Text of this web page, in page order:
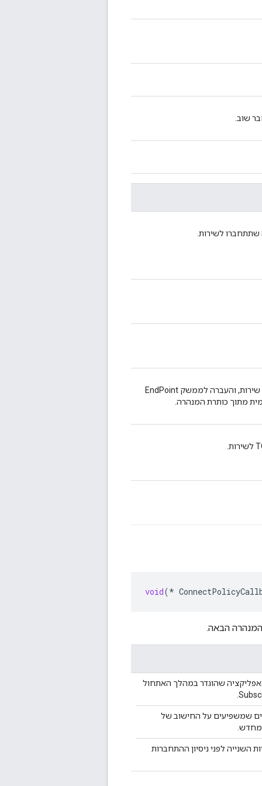
שוב.
לשירות.
מטפל לקבלת חבילות IPv6 משורשרות מחיבור TCP של שירות, והעברה לממשק EndPoint
void(*
שהוגדר במהלך האתחול
שמשפיעים על החישוב של
מחדש.
השנייה לפני ניסיון ההתחברות